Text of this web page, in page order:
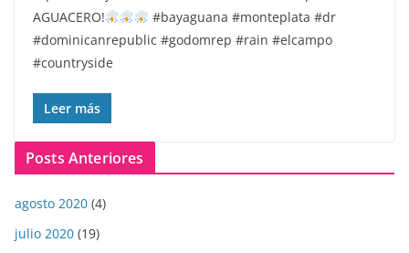
AGUACERO!
#bayaguana #monteplata #dr
#dominicanrepublic #godomrep #rain #elcampo
#countryside
Leer más
Posts Anteriores
agosto 2020 (4)
julio 2020 (19)